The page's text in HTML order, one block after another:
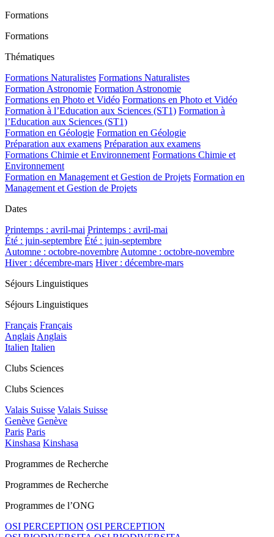
Formations
Formations
Thématiques
Formations Naturalistes Formations Naturalistes
Formation Astronomie Formation Astronomie
Formations en Photo et Vidéo Formations en Photo et Vidéo
Formation à l’Education aux Sciences (ST1) Formation à
l’Education aux Sciences (ST1)
Formation en Géologie Formation en Géologie
Préparation aux examens Préparation aux examens
Formations Chimie et Environnement Formations Chimie et
Environnement
Formation en Management et Gestion de Projets Formation en
Management et Gestion de Projets
Dates
Printemps : avril-mai Printemps : avril-mai
Été : juin-septembre Été : juin-septembre
Automne : octobre-novembre Automne : octobre-novembre
Hiver : décembre-mars Hiver : décembre-mars
Séjours Linguistiques
Séjours Linguistiques
Français Français
Anglais Anglais
Italien Italien
Clubs Sciences
Clubs Sciences
Valais Suisse Valais Suisse
Genève Genève
Paris Paris
Kinshasa Kinshasa
Programmes de Recherche
Programmes de Recherche
Programmes de l’ONG
OSI PERCEPTION OSI PERCEPTION